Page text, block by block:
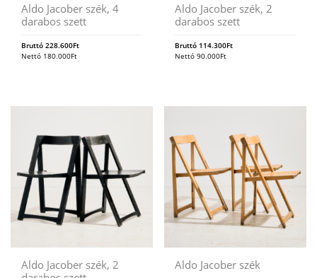
Aldo Jacober szék, 4
darabos szett
Bruttó 228.600Ft
Nettó 180.000Ft
Aldo Jacober szék, 2
darabos szett
Bruttó 114.300Ft
Nettó90.000Ft
Aldo Jacober szék, 2
Aldo Jacober szék